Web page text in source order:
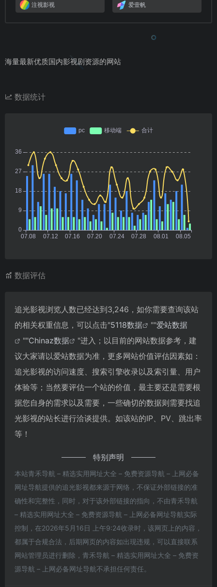
注视影视 爱壹帆
海量最新优质国内影视剧资源的网站
数据统计
数据评估
追光影视浏览人数已经达到3,246，如你需要查询该站
的相关权重信息，可以点击"5118数据 ""爱站数据
""Chinaz数据
"进入；以目前的网站数据参考，建
议大家请以爱站数据为准，更多网站价值评估因素如：
追光影视的访问速度、搜索引擎收录以及索引量、用户
体验等；当然要评估一个站的价值，最主要还是需要根
据您自身的需求以及需要，一些确切的数据则需要找追
光影视的站长进行洽谈提供。如该站的IP、PV、跳出率
等！
特别声明
本站青禾导航 – 精选实用网址大全 – 免费资源导航 – 上网必备
网址导航提供的追光影视都来源于网络，不保证外部链接的准
确性和完整性，同时，对于该外部链接的指向，不由青禾导航
– 精选实用网址大全 – 免费资源导航 – 上网必备网址导航实际
控制，在2026年5月16日 上午9:24收录时，该网页上的内容，
都属于合规合法，后期网页的内容如出现违规，可以直接联系
网站管理员进行删除，青禾导航 – 精选实用网址大全 – 免费资
源导航 – 上网必备网址导航不承担任何责任。